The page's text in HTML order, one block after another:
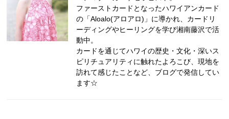
ファーストカードとなったハワイアンカード
の「Aloalo(アロアロ)」に導かれ、カードリ
ーディングやヒーリングを学び湘南藤沢で活
動中。
カードを通じてハワイの歴史・文化・深いス
ピリチュアリティに触れたよろこび、現地を
訪れて感じたことなど、ブログで発信してい
ます☆